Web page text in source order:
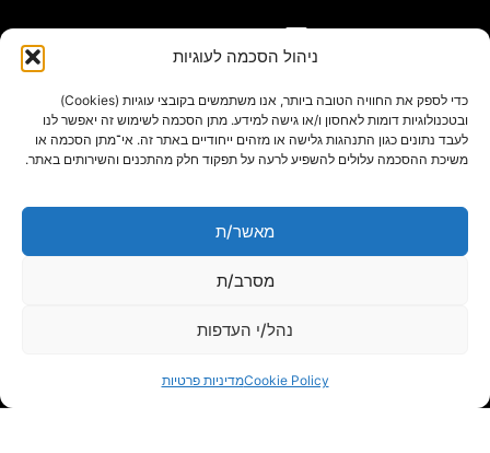
ניהול הסכמה לעוגיות
כדי לספק את החוויה הטובה ביותר, אנו משתמשים בקובצי עוגיות (Cookies)
ובטכנולוגיות דומות לאחסון ו/או גישה למידע. מתן הסכמה לשימוש זה יאפשר לנו
לעבד נתונים כגון התנהגות גלישה או מזהים ייחודיים באתר זה. אי־מתן הסכמה או
משיכת ההסכמה עלולים להשפיע לרעה על תפקוד חלק מהתכנים והשירותים באתר.
מאשר/ת
מסרב/ת
נהל/י העדפות
Cookie Policyמדיניות פרטיות
פרטי התקשרות
09-7412718
gil@agn.co.il